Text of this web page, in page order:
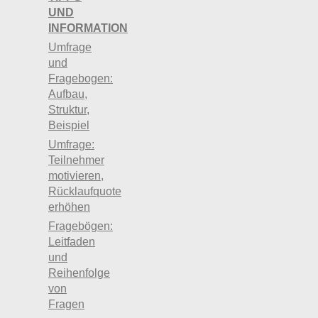
UND
INFORMATION
Umfrage
und
Fragebogen:
Aufbau,
Struktur,
Beispiel
Umfrage:
Teilnehmer
motivieren,
Rücklaufquote
erhöhen
Fragebögen:
Leitfaden
und
Reihenfolge
von
Fragen